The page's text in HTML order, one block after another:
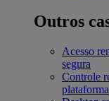
Outros
Acesso
segura
Controle
plataforma